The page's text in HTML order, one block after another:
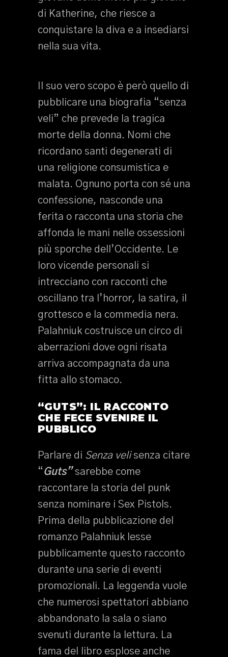
di Katherine, che riesce a
conquistare la diva e a insediarsi
nella sua vita.
Il suo vero scopo è però quello di
pubblicare una biografia “senza
veli” che prevede la tragica
morte della donna. Nomi che
ricordano santi degenerati di
una religione consumistica e
malata. Ognuno porta con sé una
confessione, nasconde una
ferita o racconta una storia che
affonda le mani nelle ossessioni
più sporche dell’Occidente. Le
loro vicende personali si
intrecciano con racconti che
oscillano tra l’horror, la satira, il
grottesco e la commedia nera.
Palahniuk costruisce un circo di
aberrazioni dove ogni risata
arriva accompagnata da una
fitta allo stomaco.
“GUTS”: IL RACCONTO
CHE FECE SVENIRE IL
PUBBLICO
Parlare di Senza velisenza citare
“Guts”sarebbe come
raccontare la storia del punk
senza nominare i Sex Pistols.
Prima della pubblicazione del
romanzo Palahniuk lesse
pubblicamente questo racconto
durante una serie di eventi
promozionali. La leggenda vuole
che numerosi spettatori abbiano
abbandonato la sala o siano
svenuti durante la lettura. La
fama del libro esplose anche